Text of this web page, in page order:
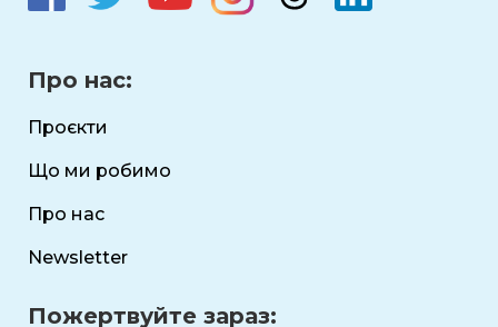
Про нас:
Проєкти
Що ми робимо
Про нас
Newsletter
Пожертвуйте зараз: